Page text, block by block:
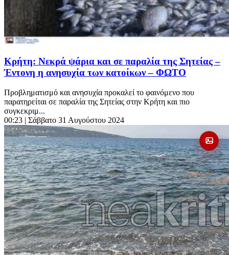
Κρήτη: Νεκρά ψάρια και σε παραλία της Σητείας –
Έντονη η ανησυχία των κατοίκων – ΦΩΤΟ
Προβληματισμό και ανησυχία προκαλεί το φαινόμενο που
παρατηρείται σε παραλία της Σητείας στην Κρήτη και πιο
συγκεκριμ...
00:23 | Σάββατο 31 Αυγούστου 2024